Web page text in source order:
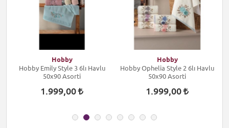
Hobby
Hobby Emily Style 3 6lı Havlu
50x90 Asorti
1.999,00
Hobby
Hobby Ophelia Style 2 6lı Havlu
50x90 Asorti
1.999,00